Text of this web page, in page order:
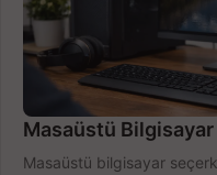
Masaüstü
Masaüstü bilgisayar